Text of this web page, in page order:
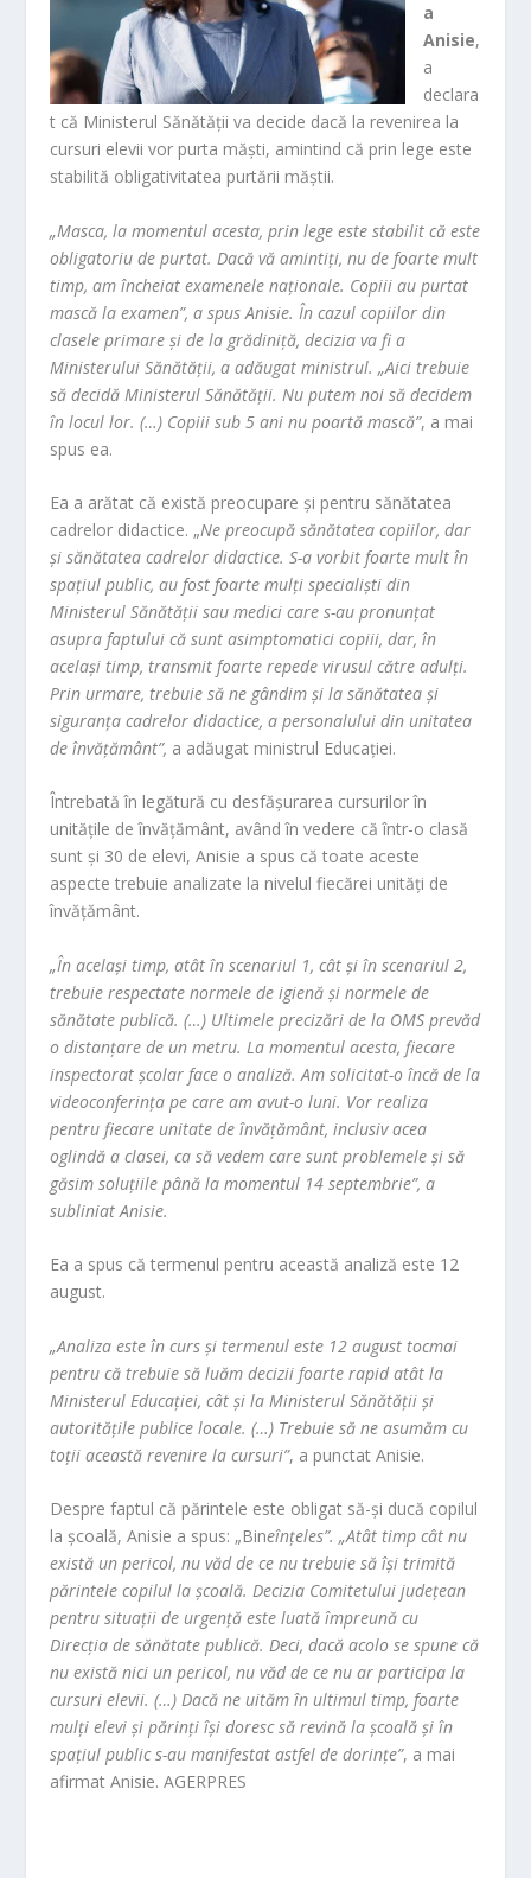
a
Anisie,
a
declara
t că Ministerul Sănătăţii va decide dacă la revenirea la
cursuri elevii vor purta măşti, amintind că prin lege este
stabilită obligativitatea purtării măştii.
„Masca, la momentul acesta, prin lege este stabilit că este
obligatoriu de purtat. Dacă vă amintiţi, nu de foarte mult
timp, am încheiat examenele naţionale. Copiii au purtat
mască la examen”, a spus Anisie. În cazul copiilor din
clasele primare şi de la grădiniţă, decizia va fi a
Ministerului Sănătăţii, a adăugat ministrul. „Aici trebuie
să decidă Ministerul Sănătăţii. Nu putem noi să decidem
în locul lor. (…) Copiii sub 5 ani nu poartă mască”, a mai
spus ea.
Ea a arătat că există preocupare şi pentru sănătatea
cadrelor didactice. „Ne preocupă sănătatea copiilor, dar
şi sănătatea cadrelor didactice. S-a vorbit foarte mult în
spaţiul public, au fost foarte mulţi specialişti din
Ministerul Sănătăţii sau medici care s-au pronunţat
asupra faptului că sunt asimptomatici copiii, dar, în
acelaşi timp, transmit foarte repede virusul către adulţi.
Prin urmare, trebuie să ne gândim şi la sănătatea şi
siguranţa cadrelor didactice, a personalului din unitatea
de învăţământ”, a adăugat ministrul Educaţiei.
Întrebată în legătură cu desfăşurarea cursurilor în
unităţile de învăţământ, având în vedere că într-o clasă
sunt şi 30 de elevi, Anisie a spus că toate aceste
aspecte trebuie analizate la nivelul fiecărei unităţi de
învăţământ.
„În acelaşi timp, atât în scenariul 1, cât şi în scenariul 2,
trebuie respectate normele de igienă şi normele de
sănătate publică. (…) Ultimele precizări de la OMS prevăd
o distanţare de un metru. La momentul acesta, fiecare
inspectorat şcolar face o analiză. Am solicitat-o încă de la
videoconferinţa pe care am avut-o luni. Vor realiza
pentru fiecare unitate de învăţământ, inclusiv acea
oglindă a clasei, ca să vedem care sunt problemele şi să
găsim soluţiile până la momentul 14 septembrie”, a
subliniat Anisie.
Ea a spus că termenul pentru această analiză este 12
august.
„Analiza este în curs şi termenul este 12 august tocmai
pentru că trebuie să luăm decizii foarte rapid atât la
Ministerul Educaţiei, cât şi la Ministerul Sănătăţii şi
autorităţile publice locale. (…) Trebuie să ne asumăm cu
toţii această revenire la cursuri”, a punctat Anisie.
Despre faptul că părintele este obligat să-şi ducă copilul
la şcoală, Anisie a spus: „Bineînţeles”. „Atât timp cât nu
există un pericol, nu văd de ce nu trebuie să îşi trimită
părintele copilul la şcoală. Decizia Comitetului judeţean
pentru situaţii de urgenţă este luată împreună cu
Direcţia de sănătate publică. Deci, dacă acolo se spune că
nu există nici un pericol, nu văd de ce nu ar participa la
cursuri elevii. (…) Dacă ne uităm în ultimul timp, foarte
mulţi elevi şi părinţi îşi doresc să revină la şcoală şi în
spaţiul public s-au manifestat astfel de dorinţe”, a mai
afirmat Anisie. AGERPRES